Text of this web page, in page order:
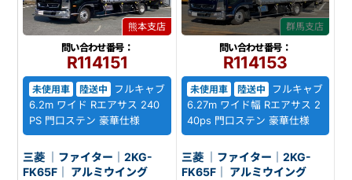
熊本支店
問い合わせ番号：
R114151
未使用車 陸送中
フルキャブ
6.2m ワイド Rエアサス 240
PS 門口ステン 豪華仕様
三菱 ｜ファイター｜2KG-
FK65F｜ アルミウイング
群馬支店
問い合わせ番号：
R114153
未使用車 陸送中
フルキャブ
6.27m ワイド幅 Rエアサス 2
40ps 門口ステン 豪華仕様
三菱 ｜ファイター｜2KG-
FK65F｜ アルミウイング